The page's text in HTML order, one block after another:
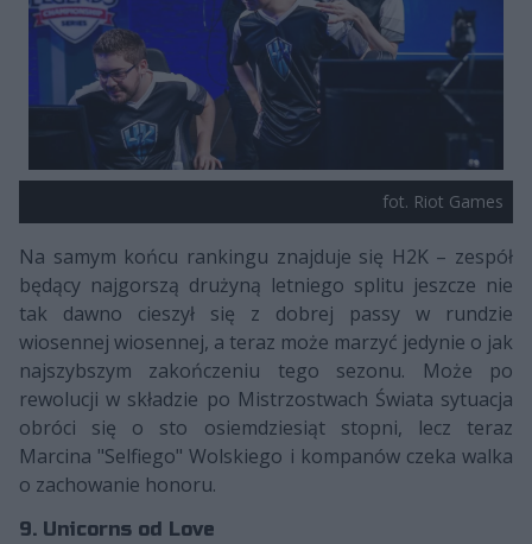
fot. Riot Games
Na samym końcu rankingu znajduje się H2K – zespół
będący najgorszą drużyną letniego splitu jeszcze nie
tak dawno cieszył się z dobrej passy w rundzie
wiosennej wiosennej, a teraz może marzyć jedynie o jak
najszybszym zakończeniu tego sezonu. Może po
rewolucji w składzie po Mistrzostwach Świata sytuacja
obróci się o sto osiemdziesiąt stopni, lecz teraz
Marcina "Selfiego" Wolskiego i kompanów czeka walka
o zachowanie honoru.
9. Unicorns od Love